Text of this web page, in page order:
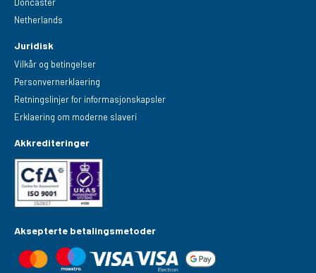
Netherlands
Juridisk
Vilkår og betingelser
Personvernerklaering
Retningslinjer for informasjonskapsler
Erklaering om moderne slaveri
Akkrediteringer
Aksepterte betalingsmetoder